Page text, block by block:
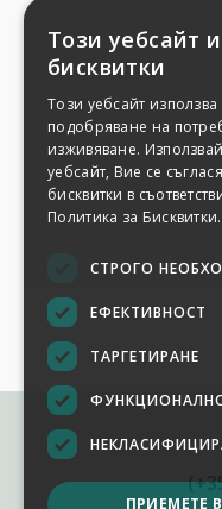
Този уебсайт
бисквитки
Този уебсайт използва
подобряване на
изживяване.
уебсайт, Вие се
бисквитки в
Политика за Бисквитки.
СТРОГО
ЕФЕКТИВНОСТ
ТАРГЕТИРАНЕ
ПРИЕМЕТЕ